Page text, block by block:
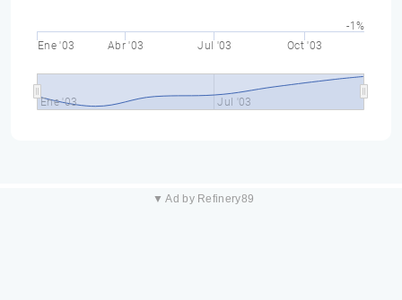
Ene '03 Abr '03 Jul '03 Oct '03
Ene '03 Jul '03
-1%
▼ Ad by Refinery89